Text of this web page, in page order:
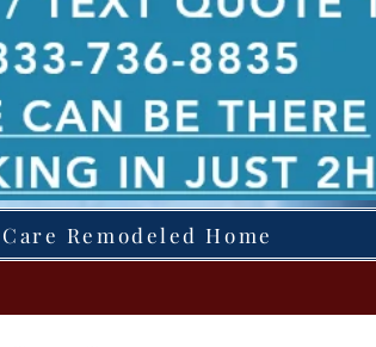
Remodeled Home